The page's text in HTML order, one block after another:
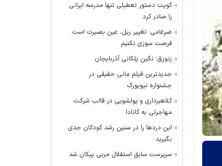
کویت دستور تعطیلی تنها مدرسه ایرانی
را صادر کرد
ضرغامی: تغییر ریل، عین بصیرت است.
فرصت سوزی نکنیم
زنوزق؛ نگین پلکانی آذربایجان
جدیدترین فیلم مانی حقیقی در
جشنواره نیویورک
کلاهبرداری و پولشویی در قالب شرکت
مهاجرتی به کانادا
این درد‌ها را در سنین رشد کودکان جدی
بگیرید
سرپرست سابق استقلال مربی پیکان شد